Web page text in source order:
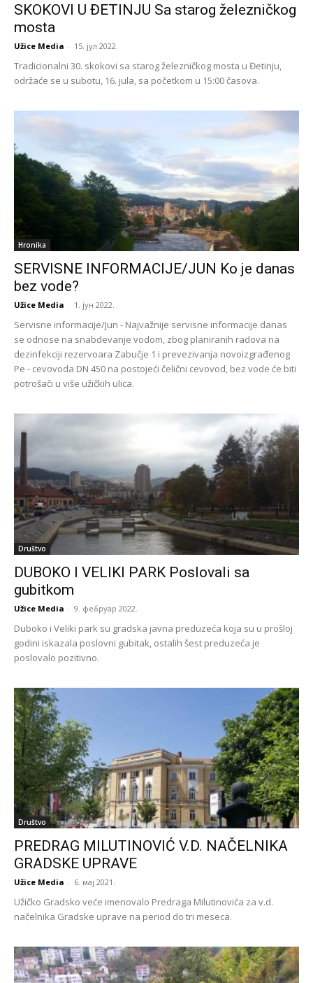
SKOKOVI U ĐETINJU Sa starog železničkog
mosta
Užice Media - 15. јул 2022.
Tradicionalni 30. skokovi sa starog železničkog mosta u Đetinju,
održaće se u subotu, 16. jula, sa početkom u 15:00 časova.
Hronika
SERVISNE INFORMACIJE/JUN Ko je danas
bez vode?
Užice Media - 1. јун 2022.
Servisne informacije/Jun - Najvažnije servisne informacije danas
se odnose na snabdevanje vodom, zbog planiranih radova na
dezinfekciji rezervoara Zabučje 1 i prevezivanja novoizgrađenog
Pe - cevovoda DN 450 na postojeći čelični cevovod, bez vode će biti
potrošači u više užičkih ulica.
Društvo
DUBOKO I VELIKI PARK Poslovali sa
gubitkom
Užice Media - 9. фебруар 2022.
Duboko i Veliki park su gradska javna preduzeća koja su u prošloj
godini iskazala poslovni gubitak, ostalih šest preduzeća je
poslovalo pozitivno.
Društvo
PREDRAG MILUTINOVIĆ V.D. NAČELNIKA
GRADSKE UPRAVE
Užice Media - 6. мај 2021.
Užičko Gradsko veće imenovalo Predraga Milutinovića za v.d.
načelnika Gradske uprave na period do tri meseca.